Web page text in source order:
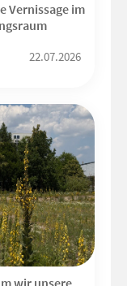
Vernissage im
22.07.2026
wir unsere